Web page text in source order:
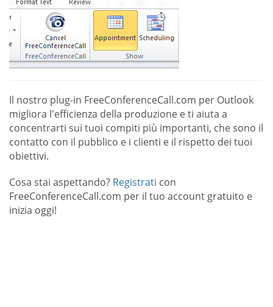
Il nostro plug-in FreeConferenceCall.com per Outlook
migliora l'efficienza della produzione e ti aiuta a
concentrarti sui tuoi compiti più importanti, che sono il
contatto con il pubblico e i clienti e il rispetto dei tuoi
obiettivi.
Cosa stai aspettando? Registrati con
FreeConferenceCall.com per il tuo account gratuito e
inizia oggi!